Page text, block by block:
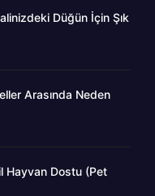
Düğün İçin Şık
Arasında Neden
Hayvan Dostu (Pet